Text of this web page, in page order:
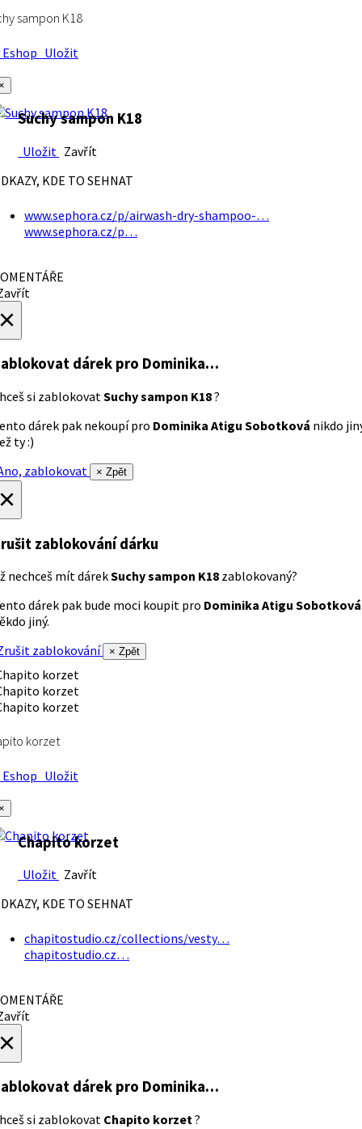
sampon K18
Uložit
Suchy sampon K18
Uložit Zavřít
KDE TO SEHNAT
www.sephora.cz/p/airwash-dry-shampoo-…
www.sephora.cz/p…
dárek pro Dominika…
si zablokovatSuchy sampon K18?
dárek pak nekoupí pro Dominika Atigu Sobotková nikdo
ty :)
zablokovat
× Zpět
zablokování dárku
nechceš mít dárekSuchy sampon K18 zablokovaný?
dárek pak bude moci koupit pro Dominika Atigu Sobotková
jiný.
zablokování
× Zpět
korzet
Uložit
Chapito korzet
Uložit Zavřít
KDE TO SEHNAT
chapitostudio.cz/collections/vesty…
chapitostudio.cz…
dárek pro Dominika…
si zablokovat Chapito korzet?